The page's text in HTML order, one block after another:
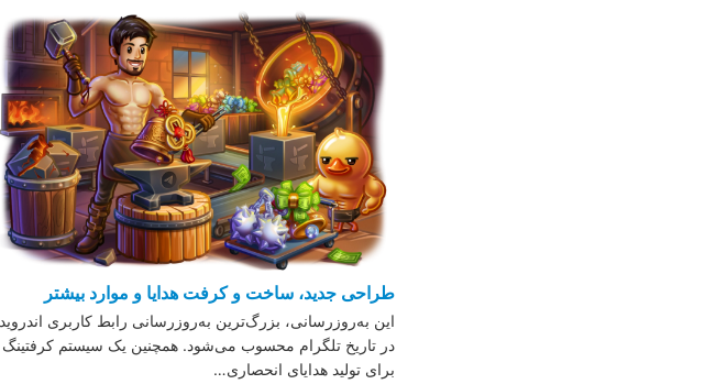
طراحی جدید، ساخت و کرفت هدایا و موارد بیشتر
این به‌روزرسانی، بزرگ‌ترین به‌روزرسانی رابط کاربری اندروید
در تاریخ تلگرام محسوب می‌شود. همچنین یک سیستم کرفتینگ
برای تولید هدایای انحصاری…